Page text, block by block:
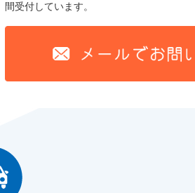
間受付しています。